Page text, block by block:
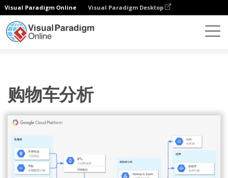
Visual Paradigm Online Visual Paradigm Desktop
购物车分析